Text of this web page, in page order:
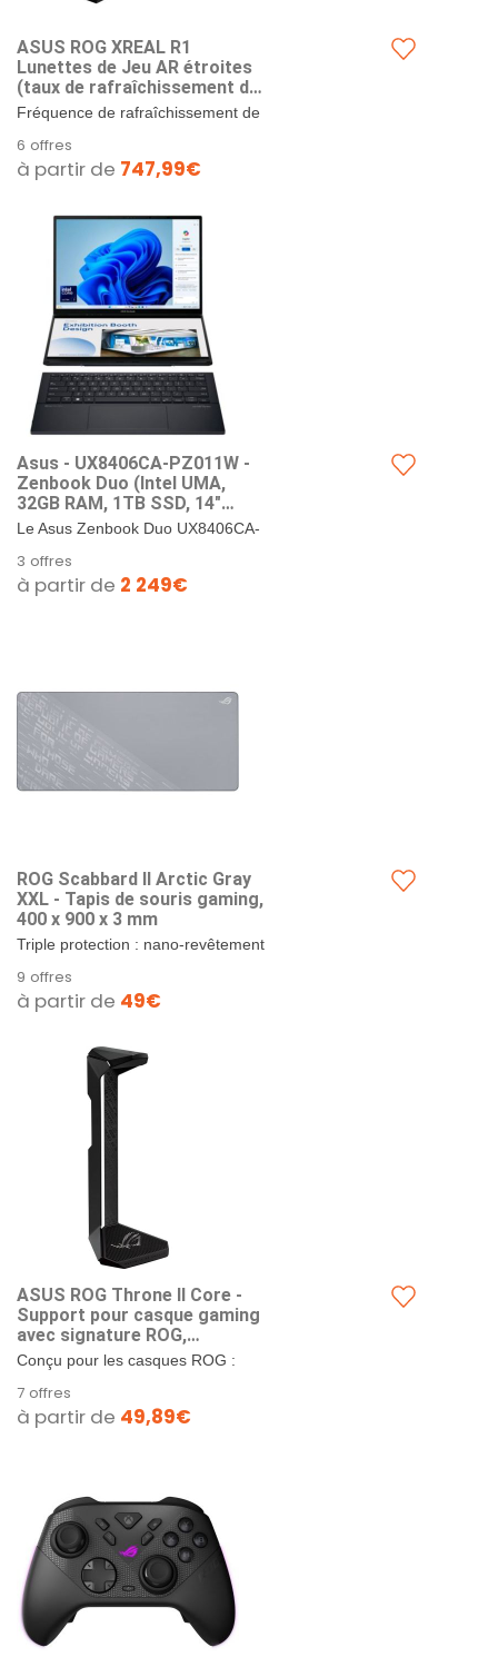
ASUS ROG XREAL R1
Lunettes de Jeu AR étroites
(taux de rafraîchissement de
240 Hz, Temps de réponse de
0,01 ms, écran Micro-OLED,
Champ de Vision 57°,
Gradation électrochromique,
Native 3DoF (Mode
Fréquence de rafraîchissement de
0,01 ms : les lunettes de jeu micro
OLED FHD (1920...
6 offres
à partir de 747,99€
Asus - UX8406CA-PZ011W -
Zenbook Duo (Intel UMA,
32GB RAM, 1TB SSD, 14"
OLED WQXGA+, Windows 11)
Français
Le Asus Zenbook Duo UX8406CA-
processeur Intel Core Ultra 9 285H,
offrant une fréquence de...
3 offres
à partir de 2 249€
ROG Scabbard II Arctic Gray
XXL - Tapis de souris gaming,
400 x 900 x 3 mm
Triple protection : nano-revêtement
oléophobe et anti-poussière.
Surface optimisée...
9 offres
à partir de 49€
ASUS ROG Throne II Core -
Support pour casque gaming
avec signature ROG,
structure solide en alliage
d'aluminium et base
antidérapante pour une
esthétique et une stabilité
haut de gamme
Conçu pour les casques ROG :
d'exposer parfaitement les casques
gaming ROG lorsqu'ils ne...
7 offres
à partir de 49,89€